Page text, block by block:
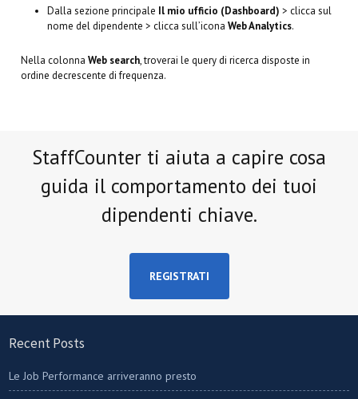
Dalla sezione principale Il mio ufficio (Dashboard) > clicca sul
nome del dipendente > clicca sull’icona Web Analytics.
Nella colonnaWeb search, troverai le query di ricerca disposte in
ordine decrescente di frequenza.
StaffCounter ti aiuta a capire cosa
guida il comportamento dei tuoi
dipendenti chiave.
REGISTRATI
Recent Posts
Le Job Performance arriveranno presto